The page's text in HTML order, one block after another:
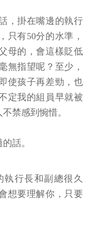
，掛在嘴邊的執行
只有50分的水準，
母的，會這樣貶低
無指望呢？至少，
使孩子再差勁，也
定我的組員早就被
禁感到惋惜。
話。
執行長和副總很久
想要理解你，只要